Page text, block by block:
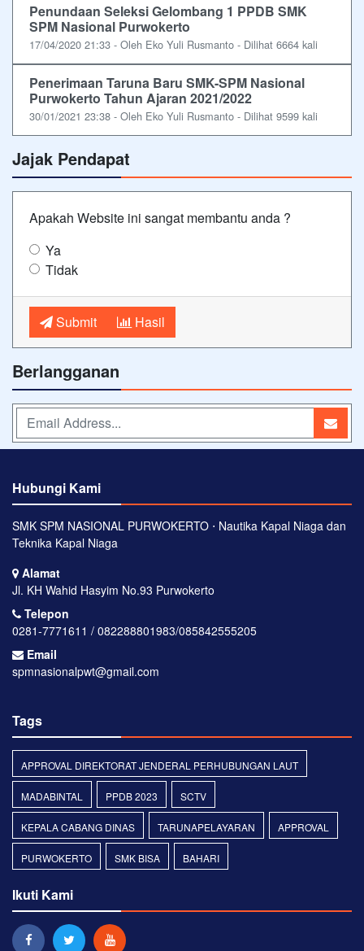
Penundaan Seleksi Gelombang 1 PPDB SMK
SPM Nasional Purwokerto
17/04/2020 21:33 - Oleh Eko Yuli Rusmanto - Dilihat 6664 kali
Penerimaan Taruna Baru SMK-SPM Nasional
Purwokerto Tahun Ajaran 2021/2022
30/01/2021 23:38 - Oleh Eko Yuli Rusmanto - Dilihat 9599 kali
Jajak Pendapat
Apakah Website ini sangat membantu anda ?
Ya
Tidak
Submit Hasil
Berlangganan
Hubungi Kami
SMK SPM NASIONAL PURWOKERTO ⋅ Nautika Kapal Niaga dan
Teknika Kapal Niaga
Alamat
Jl. KH Wahid Hasyim No.93 Purwokerto
Telepon
0281-7771611 / 082288801983/085842555205
Email
spmnasionalpwt@gmail.com
Tags
APPROVAL DIREKTORAT JENDERAL PERHUBUNGAN LAUT
MADABINTAL PPDB 2023 SCTV
KEPALA CABANG DINAS TARUNAPELAYARAN APPROVAL
PURWOKERTO SMK BISA BAHARI
Ikuti Kami